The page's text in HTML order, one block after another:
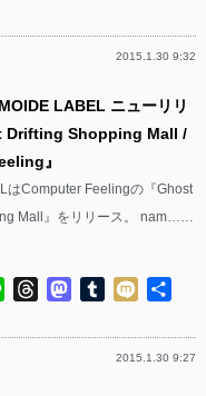
2015.1.30 9:32
LABEL ニューリリ
Drifting Shopping Mall /
』
はComputer Feelingの『Ghost
Mall』をリリース。 nam……
Line ThreadsMastodon
Tumblr
Mixi
2015.1.30 9:27